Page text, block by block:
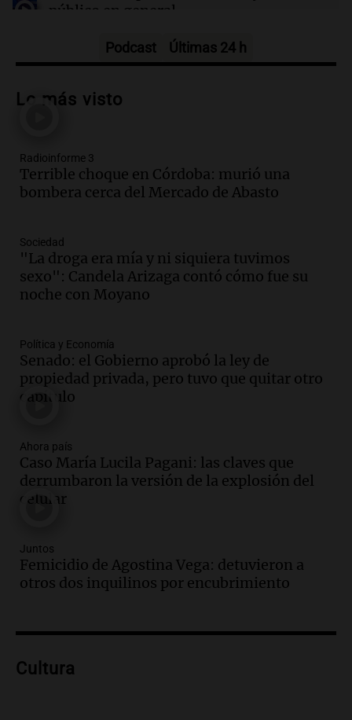
público en general
Audio.Femicidio de Agostina Vega en
inquilinos por encubrimiento
Audio.Aumento de precios en papa y
cebolla: hasta 300% en algunos casos,
advierte Cofrutos
Audio.Aumento de precios en papa y
cebolla alcanza hasta el 300% en el
mercado de Cofrutos
Audio.Corte de luz en Córdoba: servicio
casi restablecido tras los fuertes vientos
de 100 km/h
Noticias
Audio.
fuerte viento: árboles y paredes caídas
en varios puntos
Noticias
Cayetano en Argentina: fe, trabajo y
agradecimiento
La Mesa de Café
Audio.Detuvieron al hijo de Fran
allanamientos en Rosario
Podcast Últimas 24 h
Lo más visto
Radioinforme 3
Terrible choque en Córdoba: murió una
bombera cerca del Mercado de Abasto
Sociedad
"La droga era mía y ni siquiera tuvimos
sexo": Candela Arizaga contó cómo fue su
noche con Moyano
Política y Economía
Senado: el Gobierno aprobó la ley de
propiedad privada, pero tuvo que quitar otro
capítulo
Ahora país
Caso María Lucila Pagani: las claves que
derrumbaron la versión de la explosión del
celular
Juntos
Femicidio de Agostina Vega: detuvieron a
otros dos inquilinos por encubrimiento
Cultura